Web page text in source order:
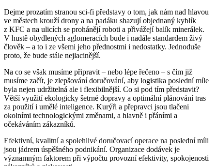
Dejme prozatím stranou sci-fi představy o tom, jak nám nad hlavou
ve městech krouží drony a na padáku shazují objednaný kyblík
z KFC a na ulicích se prohánějí roboti a přivážejí balík minerálek.
V hustě obydlených aglomeracích bude i nadále standardem živý
člověk – a to i ze všemi jeho přednostmi i nedostatky. Jednoduše
proto, že bude stále nejlacinější.
Na co se však musíme připravit – nebo lépe řečeno – s čím již
musíme začít, je zlepšování doručování, aby logistika poslední míle
byla nejen udržitelná ale i flexibilnější. Co si pod tím představit?
Větší využití ekologicky šetrné dopravy a optimální plánování tras
za použití i umělé inteligence. Kurýři a přepravci jsou tlačeni
okolními technologickými změnami, a hlavně i přáními a
očekáváním zákazníků.
Efektivní, kvalitní a spolehlivé doručovací operace na poslední míli
jsou jádrem úspěšného podnikání. Organizace dodávek je
významným faktorem při výpočtu provozní efektivity, spokojenosti